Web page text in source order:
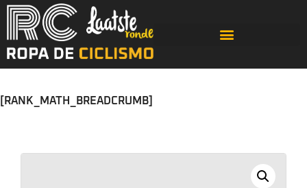
[RANK_MATH_BREADCRUMB]